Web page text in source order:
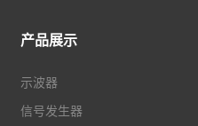
产品展示
示波器
信号发生器